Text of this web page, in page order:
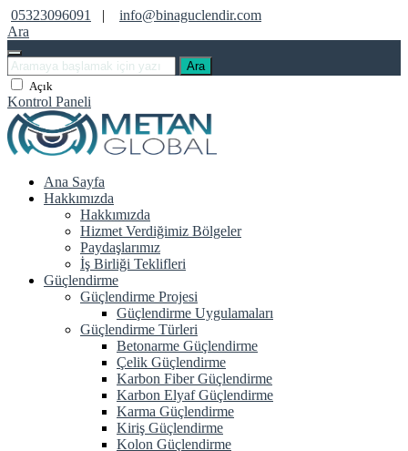
05323096091 |
info@binaguclendir.com
Ara
Ara
Açık
Kontrol Paneli
Ana Sayfa
Hakkımızda
Hakkımızda
Hizmet Verdiğimiz Bölgeler
Paydaşlarımız
İş Birliği Teklifleri
Güçlendirme
Güçlendirme Projesi
Güçlendirme Uygulamaları
Güçlendirme Türleri
Betonarme Güçlendirme
Çelik Güçlendirme
Karbon Fiber Güçlendirme
Karbon Elyaf Güçlendirme
Karma Güçlendirme
Kiriş Güçlendirme
Kolon Güçlendirme